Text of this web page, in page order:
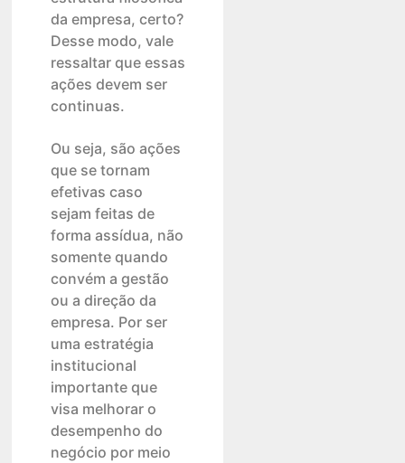
da empresa, certo?
Desse modo, vale
ressaltar que essas
ações devem ser
continuas.
Ou seja, são ações
que se tornam
efetivas caso
sejam feitas de
forma assídua, não
somente quando
convém a gestão
ou a direção da
empresa. Por ser
uma estratégia
institucional
importante que
visa melhorar o
desempenho do
negócio por meio